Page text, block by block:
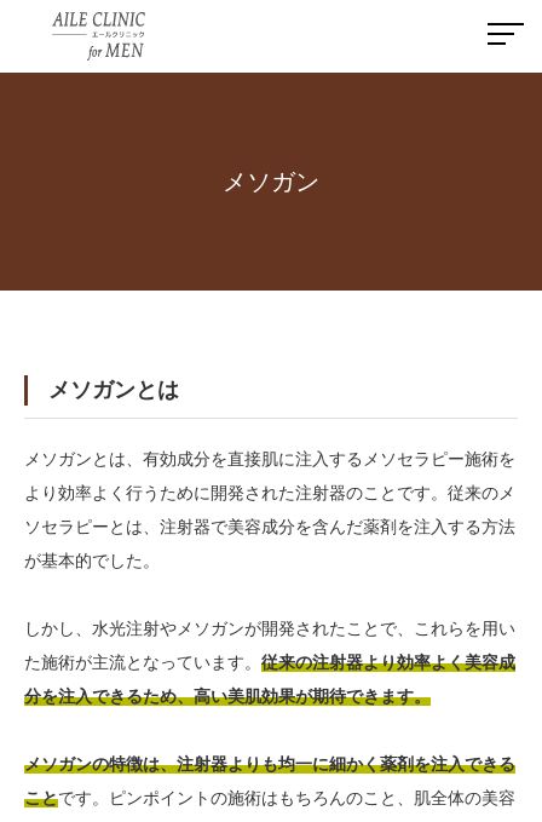
メソガン
メソガンとは
メソガンとは、有効成分を直接肌に注入するメソセラピー施術を
より効率よく行うために開発された注射器のことです。従来のメ
ソセラピーとは、注射器で美容成分を含んだ薬剤を注入する方法
が基本的でした。
しかし、水光注射やメソガンが開発されたことで、これらを用い
た施術が主流となっています。 従来の注射器より効率よく美容成
分を注入できるため、高い美肌効果が期待できます。
メソガンの特徴は、注射器よりも均一に細かく薬剤を注入できる
ことです。ピンポイントの施術はもちろんのこと、肌全体の美容